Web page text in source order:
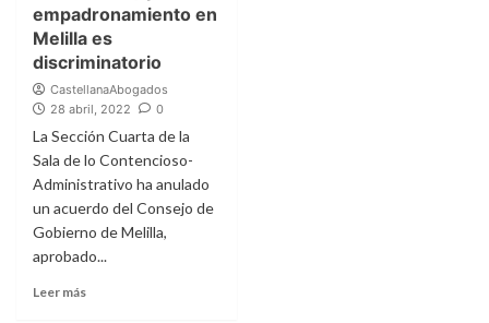
empadronamiento en
Melilla es
discriminatorio
CastellanaAbogados
28 abril, 2022
0
La Sección Cuarta de la
Sala de lo Contencioso-
Administrativo ha anulado
un acuerdo del Consejo de
Gobierno de Melilla,
aprobado...
Leer más